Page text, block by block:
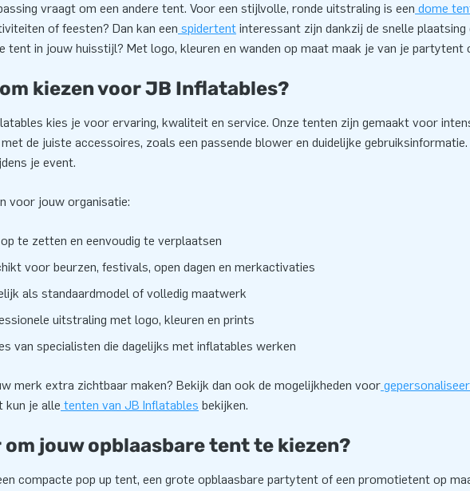
vraagt om een andere tent. Voor een stijlvolle, ronde uitstraling is een dome
of feesten? Dan kan een spidertent interessant zijn dankzij de snelle
tent in jouw huisstijl? Met logo, kleuren en wanden op maat maak je van je partytent
kiezen voor JB Inflatables?
kies je voor ervaring, kwaliteit en service. Onze tenten zijn gemaakt voor
de juiste accessoires, zoals een passende blower en duidelijke
je event.
voor jouw organisatie:
te zetten en eenvoudig te verplaatsen
voor beurzen, festivals, open dagen en merkactivaties
als standaardmodel of volledig maatwerk
uitstraling met logo, kleuren en prints
van specialisten die dagelijks met inflatables werken
merk extra zichtbaar maken? Bekijk dan ook de mogelijkheden voor
kun je alle tenten van JB Inflatables bekijken.
om jouw opblaasbare tent te kiezen?
compacte pop up tent, een grote opblaasbare partytent of een promotietent op